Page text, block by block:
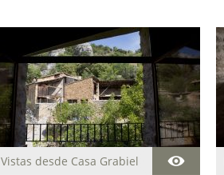
Vistas desde Casa Grabiel